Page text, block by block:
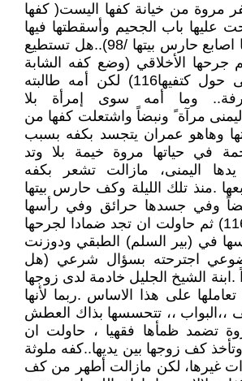
مروة من خيانة كفها اليست( كفها
عليها باب الجحيم وأسقطتها فيها
يوم لمست باصابعها اصابع حارس بيتها /98)..هل تستطيع
الأخلاقي (وضع كفه الشابة
على شعرها الملقى حول كتفيها116) لكن أمه طالبته
وما أمه سوى إمرأة بلا
مرآة ً ونبضاً واشتعلت كفها من
وهاهو عمران يتجسد بكفه بسبب
في حياتها مروة خيمة بلا وتد
اليمنى، مازالت تشعر بكفه
.منذ تلك الليلة وكف حارس بيتها
وفي جسدها حرائق وفي رأسها
خجلا وذلا لايفارقها116) ثم حاولت ان تجد ضمادا لجرحها
في (بير السلم) الطبقي ودوزنت
اجترحته بسؤال شرعي (هل
الشيخ الجليل خادمة لدى زوجها
تعاملها على هذا الاساس .ربما لأنها
،،البواب ،، تتحسسها بذاك العطش
117) ومروة تضمد ظمأها فقهيا ، حاولت ان
كف زوجها بين يديها..كفه ملوثة
غيرها، لكن مازالت أطهر من كف